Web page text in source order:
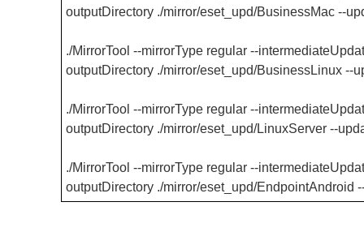
outputDirectory ./mirror/eset_upd/BusinessMac --
./MirrorTool --mirrorType regular --
outputDirectory ./mirror/eset_upd/BusinessLinux --
./MirrorTool --mirrorType regular --
outputDirectory ./mirror/eset_upd/LinuxServer --
./MirrorTool --mirrorType regular --
outputDirectory ./mirror/eset_upd/EndpointAndroid